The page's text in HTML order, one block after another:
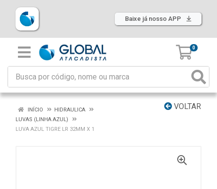
Baixe já nosso APP
0
VOLTAR
INÍCIO
HIDRAULICA
LUVAS (LINHA AZUL)
LUVA AZUL TIGRE LR 32MM X 1